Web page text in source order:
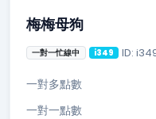
梅梅母狗
一對一忙線中 i349 ID:
一對多點數
一對一點數